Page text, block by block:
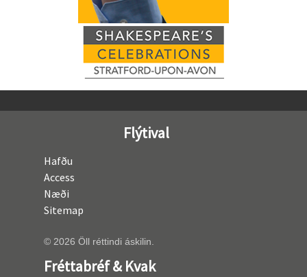
Flýtival
Hafðu
Access
Næði
Sitemap
© 2026 Öll réttindi áskilin.
Fréttabréf & Kvak